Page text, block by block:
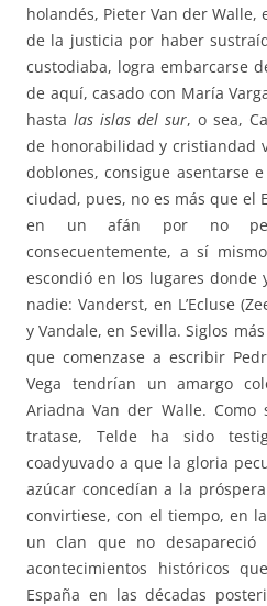
holandés, Pieter Van der Walle,
de la justicia por haber
custodiaba, logra embarcarse
de aquí, casado con María
hasta las islas del sur, o sea,
de honorabilidad y cristiandad
doblones, consigue asentarse
ciudad, pues, no es más que el
en un afán por no
consecuentemente, a sí
escondió en los lugares donde
nadie: Vanderst, en L’Ecluse
y Vandale, en Sevilla. Siglos
que comenzase a escribir
Vega tendrían un amargo
Ariadna Van der Walle.
tratase, Telde ha sido
coadyuvado a que la gloria
azúcar concedían a la
convirtiese, con el tiempo, en
un clan que no
acontecimientos históricos
España en las décadas